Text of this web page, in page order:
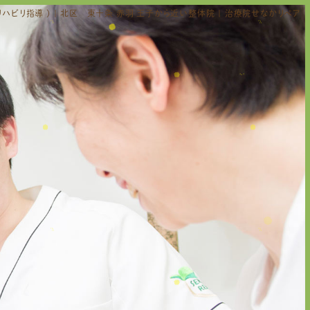
ハビリ指導 ) | 北区 東十条 赤羽 王子から近い整体院 | 治療院せなかリペア